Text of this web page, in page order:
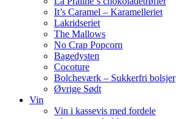
It’s Caramel – Karamelleriet
Lakridseriet
The Mallows
No Crap Popcorn
Bagedysten
Cocoture
Bolcheværk – Sukkerfri bolsjer
Øvrige Sødt
Vin
Vin i kassevis med fordele